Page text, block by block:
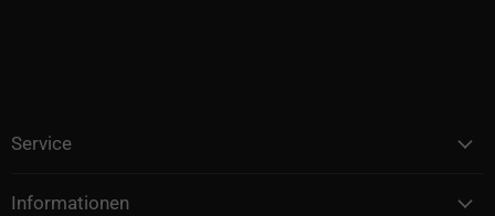
Service
Informationen